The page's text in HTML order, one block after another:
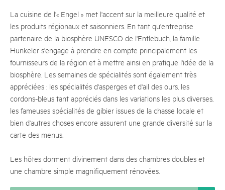
La cuisine de l'« Engel » met l'accent sur la meilleure qualité et
les produits régionaux et saisonniers. En tant qu'entreprise
partenaire de la biosphère UNESCO de l'Entlebuch, la famille
Hunkeler s'engage à prendre en compte principalement les
fournisseurs de la région et à mettre ainsi en pratique l'idée de la
biosphère. Les semaines de spécialités sont également très
appréciées : les spécialités d'asperges et d'ail des ours, les
cordons-bleus tant appréciés dans les variations les plus diverses,
les fameuses spécialités de gibier issues de la chasse locale et
bien d'autres choses encore assurent une grande diversité sur la
carte des menus.
Les hôtes dorment divinement dans des chambres doubles et
une chambre simple magnifiquement rénovées.